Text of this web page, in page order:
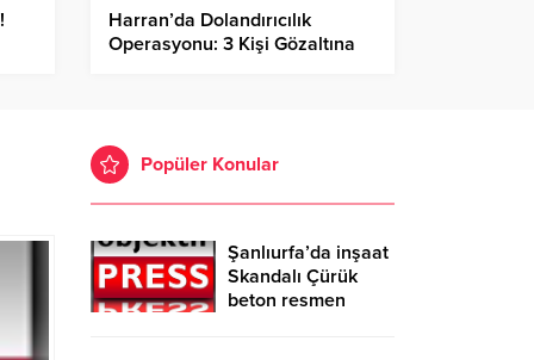
Harran’da Dolandırıcılık
Operasyonu: 3 Kişi Gözaltına
Popüler Konular
Şanlıurfa’da inşaat
Skandalı Çürük
beton resmen